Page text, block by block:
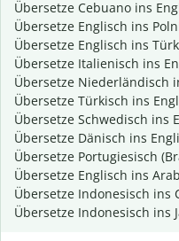
Übersetze Cebuano ins
Übersetze Englisch ins
Übersetze Englisch ins
Übersetze Italienisch ins
Übersetze Niederländisch
Übersetze Türkisch ins
Übersetze Schwedisch ins
Übersetze Dänisch ins
Übersetze Portugiesisch
Übersetze Englisch ins
Übersetze Indonesisch ins
Übersetze Indonesisch ins